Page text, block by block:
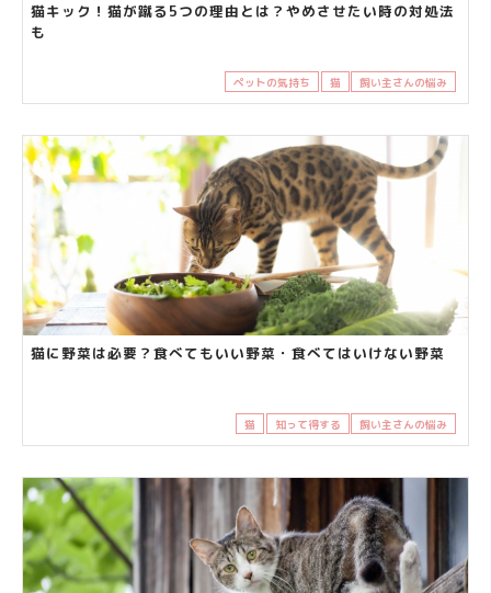
猫キック！猫が蹴る5つの理由とは？やめさせたい時の対処法
も
ペットの気持ち 猫 飼い主さんの悩み
猫に野菜は必要？食べてもいい野菜・食べてはいけない野菜
猫 知って得する 飼い主さんの悩み